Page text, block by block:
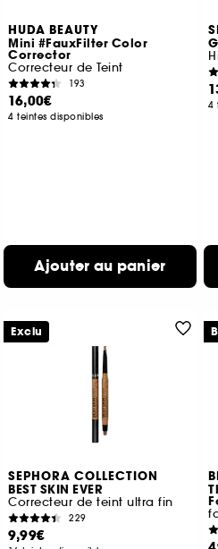
HUDA BEAUTY
Mini #FauxFilter Color
Corrector
Correcteur de Teint
193
16,00€
4 teintes disponibles
Ajouter au panier
4
SEPHORA COLLECTION
BEST SKIN EVER
Correcteur de teint ultra fin
229
9,99€
Exclu